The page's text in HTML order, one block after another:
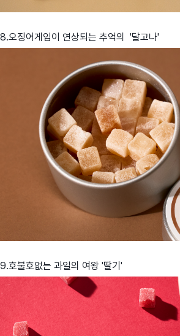
8.오징어게임이 연상되는 추억의 '달고나'
9.호불호없는 과일의 여왕 '딸기'